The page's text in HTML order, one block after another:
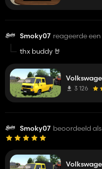
Smoky07 reageerde
thx buddy 🤘
3 126
Smoky07 beoordeeld